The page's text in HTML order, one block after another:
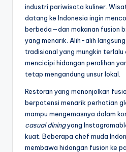
industri pariwisata kuliner.
datang ke Indonesia ingin
berbeda—dan makanan fusion
yang menarik. Alih-alih
tradisional yang mungkin terlalu
mencicipi hidangan peralihan
tetap mengandung unsur lokal.
Restoran yang menonjolkan
berpotensi menarik perhatian
mampu mengemasnya dalam
casual diningyang
kuat. Beberapa chef muda
membawa hidangan fusion ke